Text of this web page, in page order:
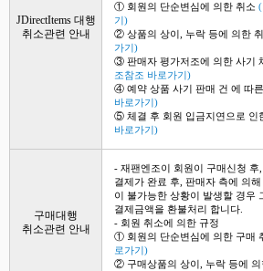
JDirectItems 대행
취소관련 안내
① 회원의 단순변심에 의한 취소
기)
② 상품의 상이, 누락 등에 의한
가기)
③ 판매자 평가저조에 의한 사기
조참조 바로가기)
④ 예약 상품 사기 판매 건 에 따
바로가기)
⑤ 체결 후 회원 입금지연으로 인
바로가기)
구매대행
취소관련 안내
- 재팬엔조이 회원이 구매신청
결제가 완료 후, 판매자 측에 의
이 불가능한 상황이 발생할 경우
결제금액을 환불처리 합니다.
- 회원 취소에 의한 규정
① 회원의 단순변심에 의한 구매
로가기)
② 구매상품의 상이, 누락 등에 의